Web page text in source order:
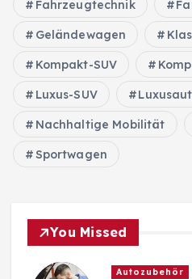
Fahrzeugtechnik
Geländewagen
Kompakt-SUV
Luxus-SUV
Nachhaltige Mobilität
Sportwagen
You Missed
Autozubehör